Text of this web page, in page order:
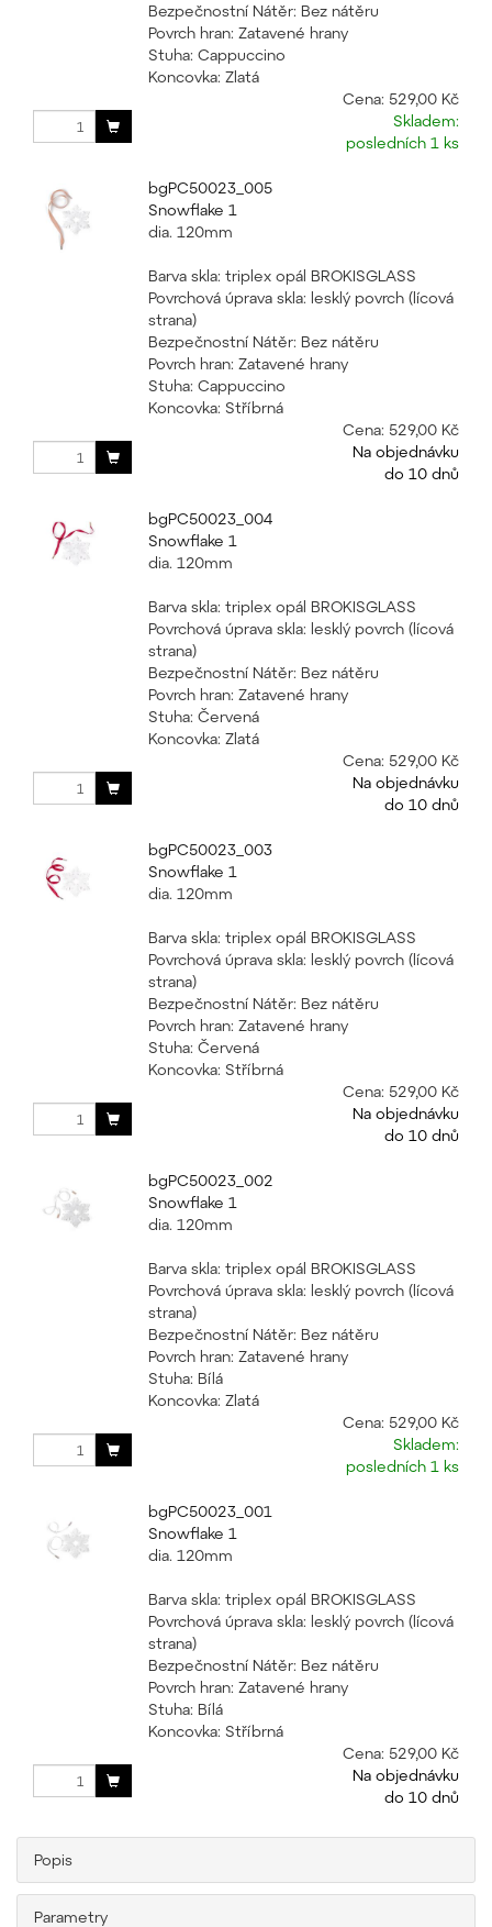
Bezpečnostní Nátěr: Bez nátěru
Povrch hran: Zatavené hrany
Stuha: Cappuccino
Koncovka: Zlatá
Cena: 529,00 Kč
Skladem:
posledních 1 ks
bgPC50023_005
Snowflake 1
dia. 120mm
Barva skla: triplex opál BROKISGLASS
Povrchová úprava skla: lesklý povrch (lícová
strana)
Bezpečnostní Nátěr: Bez nátěru
Povrch hran: Zatavené hrany
Stuha: Cappuccino
Koncovka: Stříbrná
Cena: 529,00 Kč
Na objednávku
do 10 dnů
bgPC50023_004
Snowflake 1
dia. 120mm
Barva skla: triplex opál BROKISGLASS
Povrchová úprava skla: lesklý povrch (lícová
strana)
Bezpečnostní Nátěr: Bez nátěru
Povrch hran: Zatavené hrany
Stuha: Červená
Koncovka: Zlatá
Cena: 529,00 Kč
Na objednávku
do 10 dnů
bgPC50023_003
Snowflake 1
dia. 120mm
Barva skla: triplex opál BROKISGLASS
Povrchová úprava skla: lesklý povrch (lícová
strana)
Bezpečnostní Nátěr: Bez nátěru
Povrch hran: Zatavené hrany
Stuha: Červená
Koncovka: Stříbrná
Cena: 529,00 Kč
Na objednávku
do 10 dnů
bgPC50023_002
Snowflake 1
dia. 120mm
Barva skla: triplex opál BROKISGLASS
Povrchová úprava skla: lesklý povrch (lícová
strana)
Bezpečnostní Nátěr: Bez nátěru
Povrch hran: Zatavené hrany
Stuha: Bílá
Koncovka: Zlatá
Cena: 529,00 Kč
Skladem:
posledních 1 ks
bgPC50023_001
Snowflake 1
dia. 120mm
Barva skla: triplex opál BROKISGLASS
Povrchová úprava skla: lesklý povrch (lícová
strana)
Bezpečnostní Nátěr: Bez nátěru
Povrch hran: Zatavené hrany
Stuha: Bílá
Koncovka: Stříbrná
Cena: 529,00 Kč
Na objednávku
do 10 dnů
Popis
Parametry